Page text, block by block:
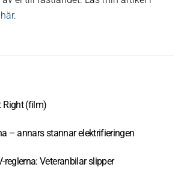
här.
Right (film)
– annars stannar elektrifieringen
reglerna: Veteranbilar slipper